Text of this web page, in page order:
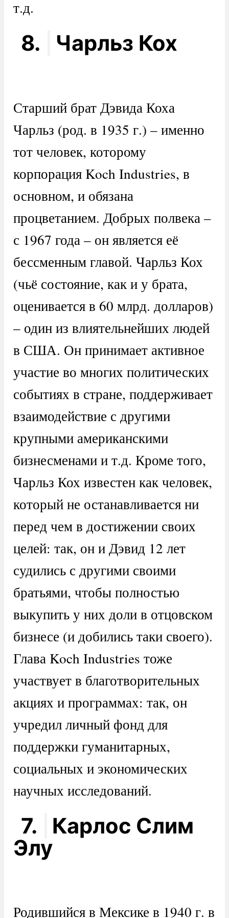
т.д.
8. Чарльз Кох
Старший брат Дэвида Коха
Чарльз (род. в 1935 г.) – именно
тот человек, которому
корпорация Koch Industries, в
основном, и обязана
процветанием. Добрых полвека –
с 1967 года – он является её
бессменным главой. Чарльз Кох
(чьё состояние, как и у брата,
оценивается в 60 млрд. долларов)
– один из влиятельнейших людей
в США. Он принимает активное
участие во многих политических
событиях в стране, поддерживает
взаимодействие с другими
крупными американскими
бизнесменами и т.д. Кроме того,
Чарльз Кох известен как человек,
который не останавливается ни
перед чем в достижении своих
целей: так, он и Дэвид 12 лет
судились с другими своими
братьями, чтобы полностью
выкупить у них доли в отцовском
бизнесе (и добились таки своего).
Глава Koch Industries тоже
участвует в благотворительных
акциях и программах: так, он
учредил личный фонд для
поддержки гуманитарных,
социальных и экономических
научных исследований.
7.
Карлос Слим
Элу
Родившийся в Мексике в 1940 г. в